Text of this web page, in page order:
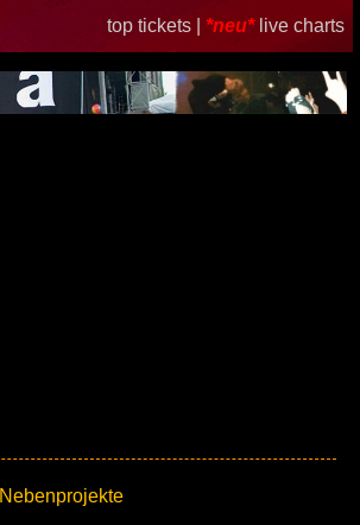
top tickets | *neu* live charts
Nebenprojekte